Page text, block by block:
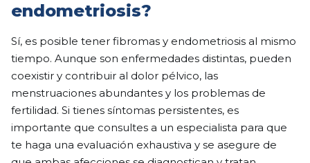
endometriosis?
Sí, es posible tener fibromas y endometriosis al mismo
tiempo. Aunque son enfermedades distintas, pueden
coexistir y contribuir al dolor pélvico, las
menstruaciones abundantes y los problemas de
fertilidad. Si tienes síntomas persistentes, es
importante que consultes a un especialista para que
te haga una evaluación exhaustiva y se asegure de